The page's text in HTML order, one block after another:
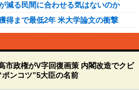
減る民間に合わせる気はないのか
得まで最低2年 米大学論文の衝撃
市政権がV字回復画策 内閣改造でクビ
ンコツ”5大臣の名前